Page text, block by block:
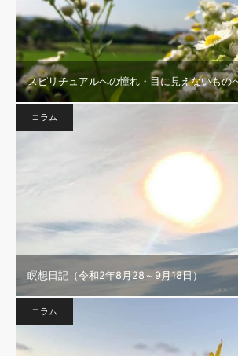
スピリチュアルへの憧れ・目に見えないもの
コラム
瞑想日記（令和2年8月28～9月18日）
コラム